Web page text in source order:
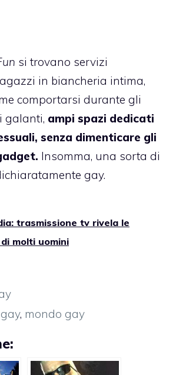
si trovano servizi
in biancheria intima,
comportarsi durante gli
galanti, ampi spazi dedicati
senza dimenticare gli
Insomma, una sorta di
gay.
trasmissione tv rivela le
molti uomini
, mondo gay